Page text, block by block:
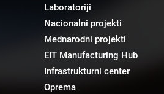
Laboratoriji
Nacionalni projekti
Mednarodni projekti
EIT Manufacturing Hub
Infrastrukturni center
Oprema